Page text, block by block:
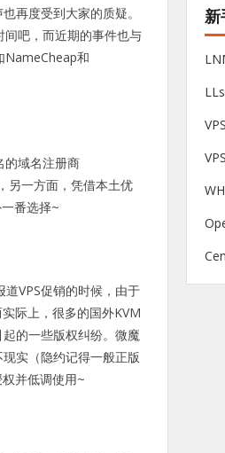
再度受到大家的质疑。
吧，而近期的事件也与
NameCheap和
的域名注册商
另一方面，凭借本土优
番选择~
VPS促销的时候，由于
际上，很多的国外KVM
的一些版权纠纷。微魔
实（隐约记得一般正版
并低调使用~
新